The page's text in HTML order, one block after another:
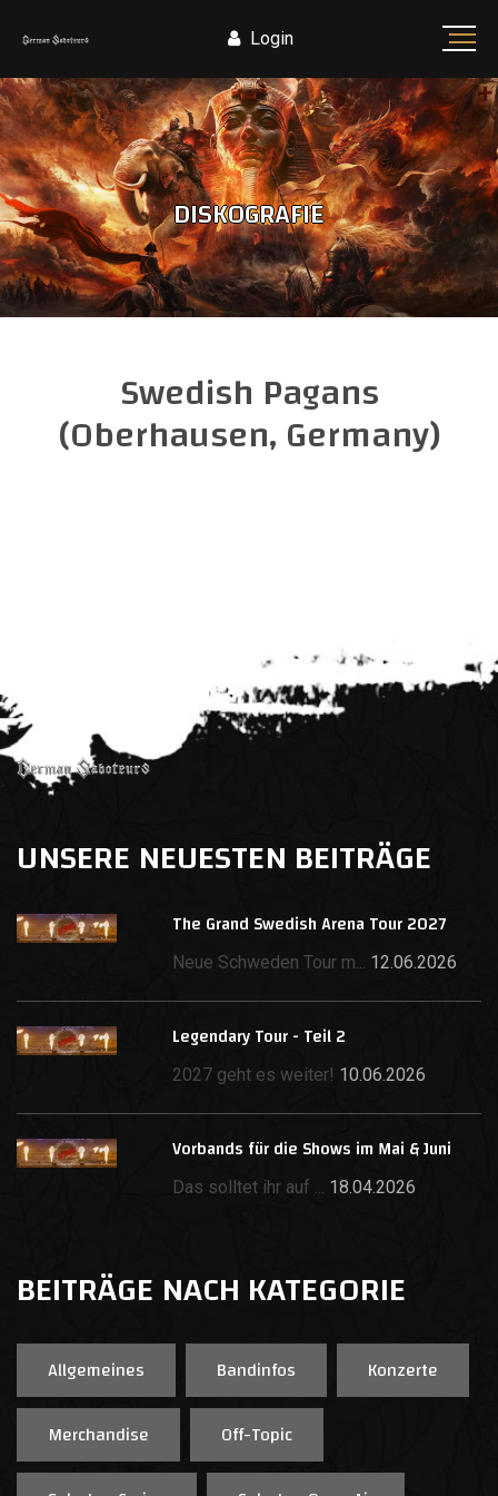
Login
DISKOGRAFIE
Swedish Pagans
(Oberhausen, Germany)
UNSERE NEUESTEN BEITRÄGE
The Grand Swedish Arena Tour 2027
Neue Schweden Tour m... 12.06.2026
Legendary Tour - Teil 2
2027 geht es weiter! 10.06.2026
Vorbands für die Shows im Mai & Juni
Das solltet ihr auf ... 18.04.2026
BEITRÄGE NACH KATEGORIE
Allgemeines Bandinfos
Konzerte
Merchandise
Off-Topic